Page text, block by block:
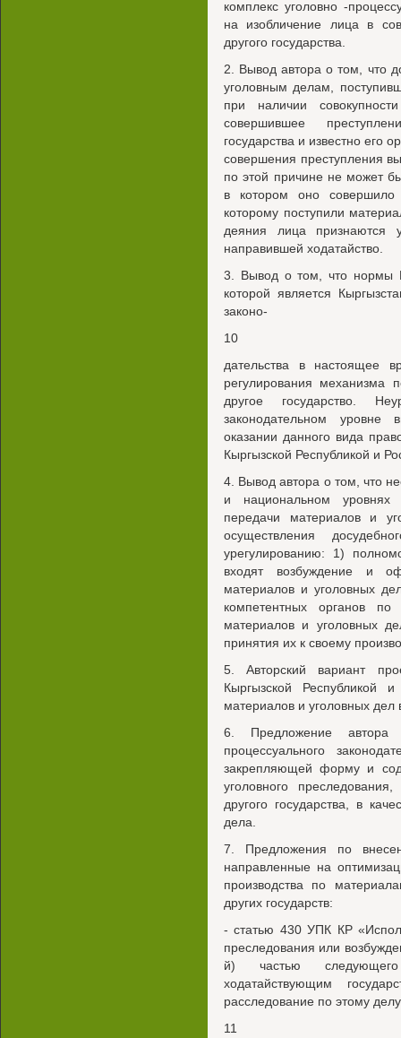
комплекс уголовно -
на изобличение лица в
другого государства.
2. Вывод автора о том, что
уголовным делам,
при наличии
совершившее
государства и известно его
совершения преступления
по этой причине не может
в котором оно совершило
которому поступили
деяния лица признаются
направившей ходатайство.
3. Вывод о том, что нормы
которой является
законо-
10
дательства в настоящее
регулирования механизма
другое государство.
законодательном уровне
оказании данного вида
Кыргызской Республикой и
4. Вывод автора о том, что
и национальном уровнях
передачи материалов и
осуществления
урегулированию: 1)
входят возбуждение и
материалов и уголовных
компетентных органов
материалов и уголовных
принятия их к своему
5. Авторский вариант
Кыргызской Республикой
материалов и уголовных дел
6. Предложение
процессуального
закрепляющей форму и
уголовного
другого государства, в
дела.
7. Предложения по
направленные на
производства по
других государств:
- статью 430 УПК КР
преследования или
й) частью
ходатайствующим
расследование по этому
11